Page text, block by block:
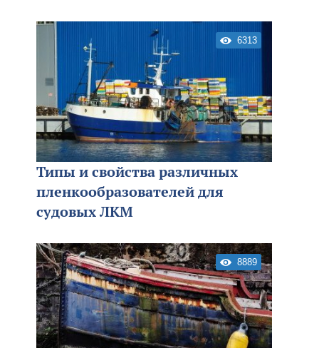
6313
Типы и свойства различных
пленкообразователей для
судовых ЛКМ
8889